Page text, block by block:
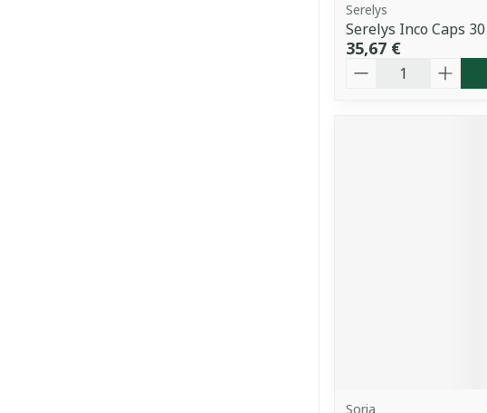
Serelys
Serelys Inco Caps 30
35,67 €
Quantité
Soria